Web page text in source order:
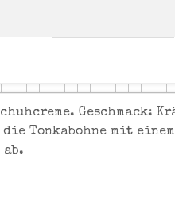
Geschmack:
Tonkabohne mit
ab.